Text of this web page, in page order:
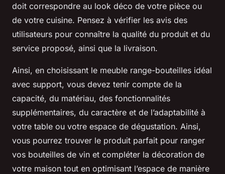
doit correspondre au look déco de votre pièce ou
de votre cuisine. Pensez à vérifier les avis des
utilisateurs pour connaître la qualité du produit et du
service proposé, ainsi que la livraison.
Ainsi, en choisissant le meuble range-bouteilles idéal
avec support, vous devez tenir compte de la
capacité, du matériau, des fonctionnalités
supplémentaires, du caractère et de l’adaptabilité à
votre table ou votre espace de dégustation. Ainsi,
vous pourrez trouver le produit parfait pour ranger
vos bouteilles de vin et compléter la décoration de
votre maison tout en optimisant l’espace de manière